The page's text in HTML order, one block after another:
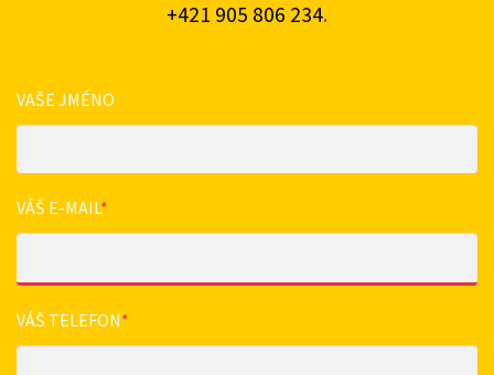
+421 905 806 234.
VAŠE JMÉNO
VÁŠ E-MAIL*
VÁŠ TELEFON*